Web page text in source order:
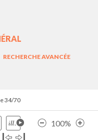
RECHERCHE AVANCÉE
34/70
100%